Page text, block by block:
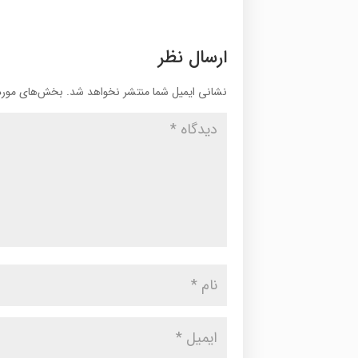
ارسال نظر
نشانی ایمیل شما منتشر نخواهد شد. بخش‌های